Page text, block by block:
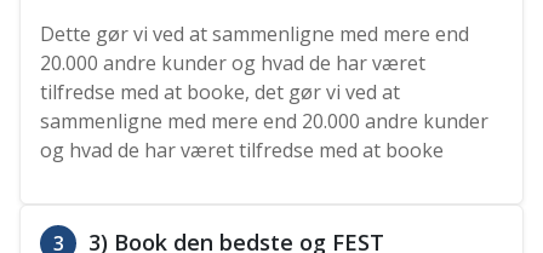
Dette gør vi ved at sammenligne med mere end
20.000 andre kunder og hvad de har været
tilfredse med at booke, det gør vi ved at
sammenligne med mere end 20.000 andre kunder
og hvad de har været tilfredse med at booke
3 3) Book den bedste og FEST